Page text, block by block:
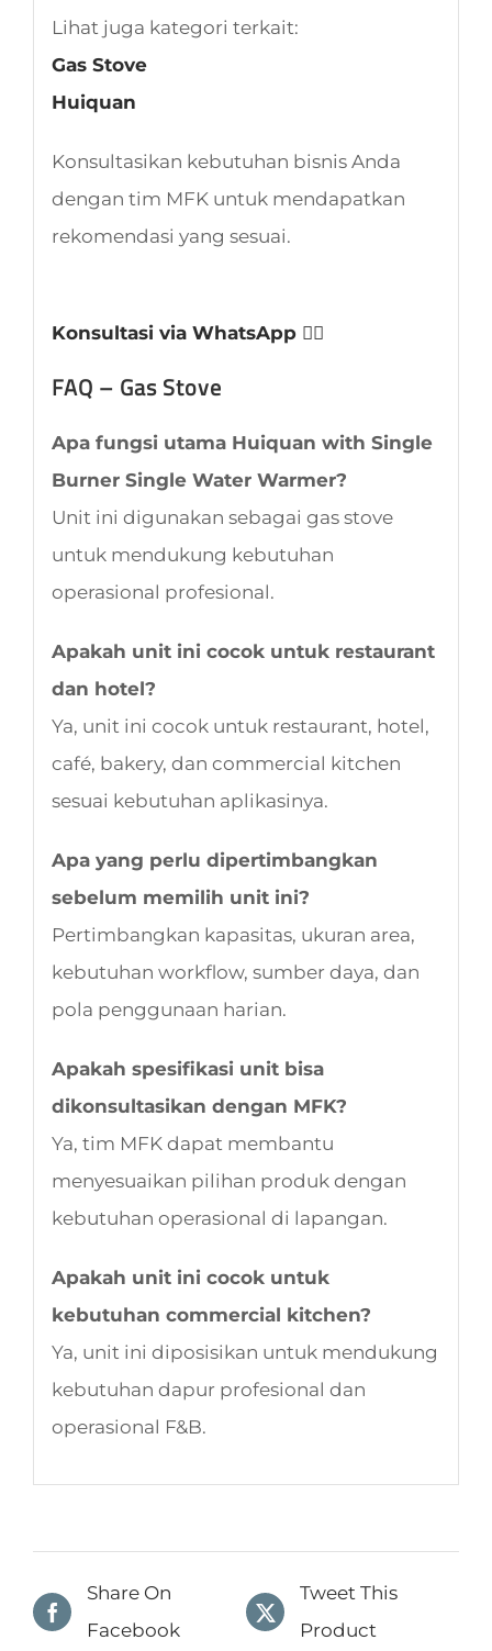
Lihat juga kategori terkait:
Gas Stove
Huiquan
Konsultasikan kebutuhan bisnis Anda
dengan tim MFK untuk mendapatkan
rekomendasi yang sesuai.
Konsultasi via WhatsApp 👈🏻
FAQ – Gas Stove
Apa fungsi utama Huiquan with Single
Burner Single Water Warmer?
Unit ini digunakan sebagai gas stove
untuk mendukung kebutuhan
operasional profesional.
Apakah unit ini cocok untuk restaurant
dan hotel?
Ya, unit ini cocok untuk restaurant, hotel,
café, bakery, dan commercial kitchen
sesuai kebutuhan aplikasinya.
Apa yang perlu dipertimbangkan
sebelum memilih unit ini?
Pertimbangkan kapasitas, ukuran area,
kebutuhan workflow, sumber daya, dan
pola penggunaan harian.
Apakah spesifikasi unit bisa
dikonsultasikan dengan MFK?
Ya, tim MFK dapat membantu
menyesuaikan pilihan produk dengan
kebutuhan operasional di lapangan.
Apakah unit ini cocok untuk
kebutuhan commercial kitchen?
Ya, unit ini diposisikan untuk mendukung
kebutuhan dapur profesional dan
operasional F&B.
Share On
Facebook
Tweet This
Product